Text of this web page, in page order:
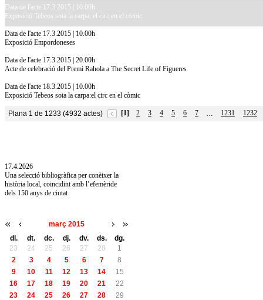
Data de l'acte 17.3.2015 | 10.00h
Exposició Tebeos sota la carpa: el circ en el còmic
Data de l'acte 17.3.2015 | 10.00h
Exposició Empordoneses
Data de l'acte 17.3.2015 | 20.00h
Acte de celebració del Premi Rahola a The Secret Life of Figueres
Data de l'acte 18.3.2015 | 10.00h
Exposició Tebeos sota la carpa:el circ en el còmic
Plana 1 de 1233 (4932 actes) [1] 2 3 4 5 6 7 … 1231
1232
17.4.2026
Una selecció bibliogràfica per conèixer la
història local, coincidint amb l’efemèride
dels 150 anys de ciutat
març 2015
dl.
dt. dc. dj. dv. ds.
dg.
23
24 25 26 27 28
1
2
3 4 5 6 7
8
9
10 11 12 13 14
15
16
17 18 19 20 21
22
23
24 25 26 27 28
29